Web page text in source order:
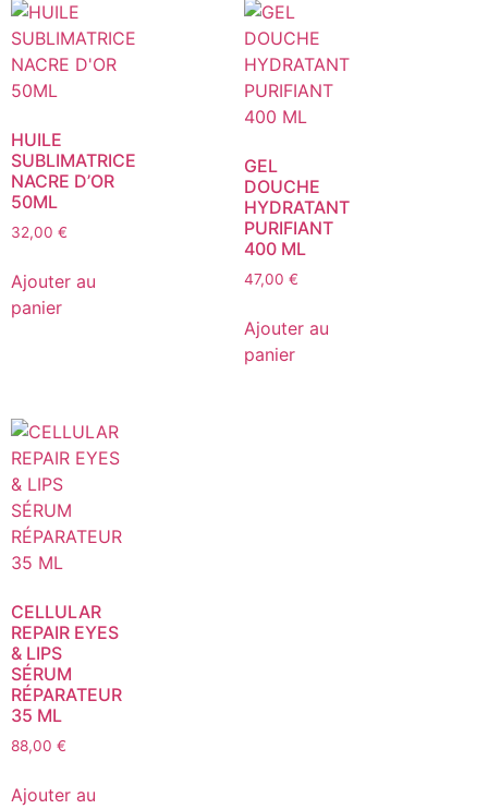
HUILE
SUBLIMATRICE
NACRE D’OR
50ML
32,00 €
Ajouter au
panier
GEL
DOUCHE
HYDRATANT
PURIFIANT
400 ML
47,00 €
Ajouter au
panier
CELLULAR
REPAIR EYES
& LIPS
SÉRUM
RÉPARATEUR
35 ML
88,00 €
Ajouter au